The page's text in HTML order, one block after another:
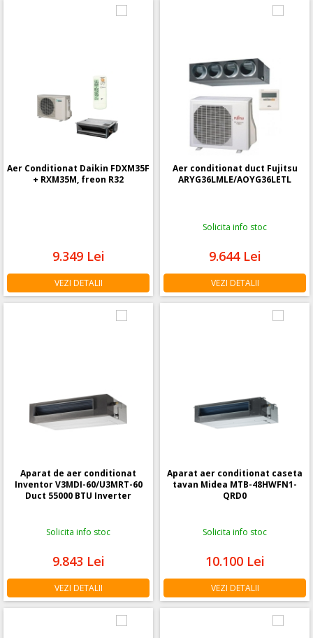
Aer Conditionat Daikin FDXM35F
+ RXM35M, freon R32
9.349 Lei
VEZI DETALII
Aer conditionat duct Fujitsu
ARYG36LMLE/AOYG36LETL
Solicita info stoc
9.644 Lei
VEZI DETALII
Aparat de aer conditionat
Inventor V3MDI-60/U3MRT-60
Duct 55000 BTU Inverter
Solicita info stoc
9.843 Lei
VEZI DETALII
Aparat aer conditionat caseta
tavan Midea MTB-48HWFN1-
QRD0
Solicita info stoc
10.100 Lei
VEZI DETALII